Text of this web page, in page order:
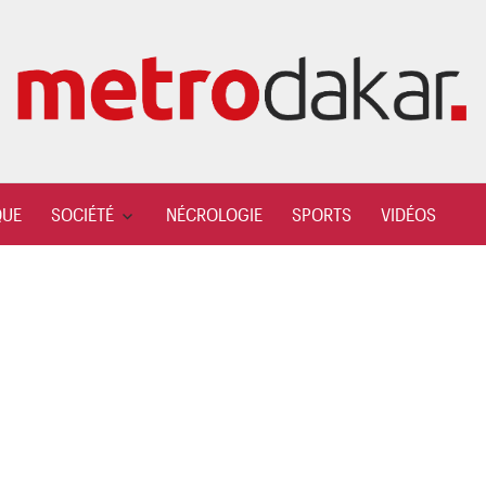
SOCIÉTÉ NÉCROLOGIE SPORTS VIDÉOS